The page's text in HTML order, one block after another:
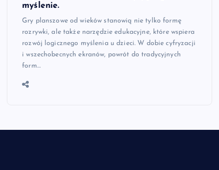
myślenie.
Gry planszowe od wieków stanowią nie tylko formę
rozrywki, ale także narzędzie edukacyjne, które wspiera
rozwój logicznego myślenia u dzieci. W dobie cyfryzacji
i wszechobecnych ekranów, powrót do tradycyjnych
form…